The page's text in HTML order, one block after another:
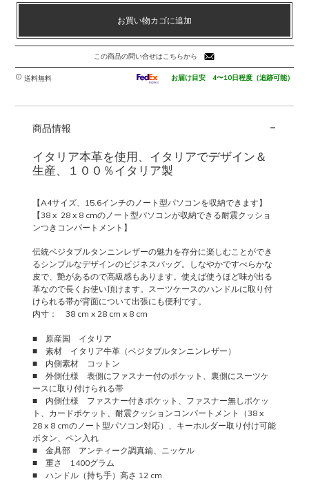
ベ
タ
ブ
ル
タ
ニ
URBINO
お買い物カゴに追加
この商品の問い合せはこちらから
送料無料 お届け目安 4〜10日程度（追跡可能）
商品情報 -
イタリア本革を使用、イタリアでデザイン＆
生産、１００％イタリア製
【A4サイズ、15.6インチのノート型パソコンを収納できます】
【38 x 28 x 8 cmのノート型パソコンが収納できる耐震クッショ
ンつきコンパートメント】
伝統ベジタブルタンニンレザーの魅力を存分に楽しむことができ
るシンプルなデザインのビジネスバッグ。しなやかですべらかな
皮で、艶があるので高級感もあります。使えば使うほど味が出る
革なので長くお使い頂けます。スーツケースのハンドルに取り付
けられる帯が背面について出張にも便利です。
内寸： 38 cm x 28 cm x 8 cm
■ 原産国 イタリア
■ 素材 イタリア牛革（ベジタブルタンニンレザー）
■ 内側素材 コットン
■ 外側仕様 表側にファスナー付のポケット、裏側にスーツケ
ースに取り付けられる帯
■ 内側仕様 ファスナー付きポケット、ファスナー無しポケッ
ト、カードポケット、耐震クッションコンパートメント（38 x
28 x 8 cmのノート型パソコン対応）、キーホルダー取り付け可能
ボタン、ペン入れ
■ 金具部 アンティーク調真鍮、ニッケル
■ 重さ 1400グラム
■ ハンドル（持ち手）高さ 12 cm